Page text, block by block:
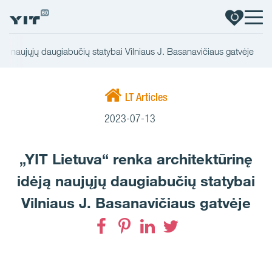
naujųjų daugiabučių statybai Vilniaus J. Basanavičiaus gatvėje
LT Articles
2023-07-13
„YIT Lietuva“ renka architektūrinę
idėją naujųjų daugiabučių statybai
Vilniaus J. Basanavičiaus gatvėje